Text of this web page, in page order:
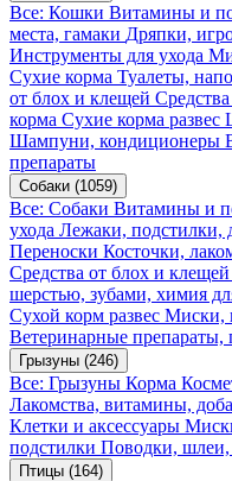
Все: Кошки Витамины и
места, гамаки Дряпки,
Инструменты для ухода
Сухие корма Туалеты,
от блох и клещей
корма Сухие корма развес
Шампуни, кондиционеры
препараты
Собаки (1059)
Все: Собаки Витамины и
ухода Лежаки, подстилки,
Переноски Косточки,
Средства от блох и клещей
шерстью, зубами, химия
Сухой корм развес Миски,
Ветеринарные препараты,
Грызуны (246)
Все: Грызуны Корма
Лакомства, витамины,
Клетки и аксессуары
подстилки Поводки, шлеи,
Птицы (164)